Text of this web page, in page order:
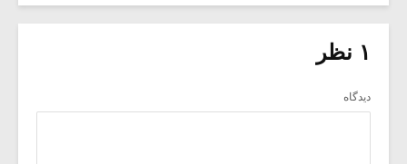
۱ نظر
دیدگاه